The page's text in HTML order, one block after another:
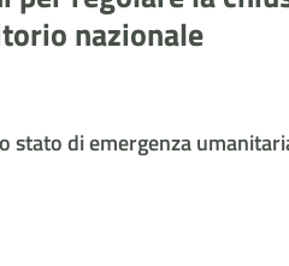
nazionale
di emergenza